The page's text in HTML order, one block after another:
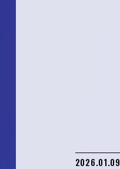
2026.01.09